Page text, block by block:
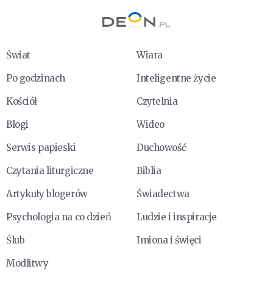
Świat
Wiara
Po godzinach
Inteligentne życie
Kościół
Czytelnia
Blogi
Wideo
Serwis papieski
Duchowość
Czytania liturgiczne
Biblia
Artykuły blogerów
Świadectwa
Psychologia na co dzień
Ludzie i inspiracje
Ślub
Imiona i święci
Modlitwy